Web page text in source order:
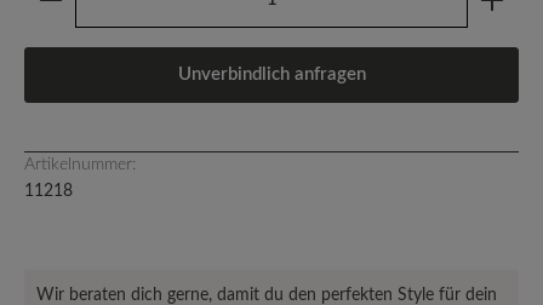
Unverbindlich anfragen
Artikelnummer:
11218
Wir beraten dich gerne, damit du den perfekten Style für dein